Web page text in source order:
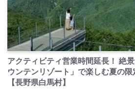
アクティビティ営業時間延長！ 絶
ウンテンリゾート」で楽しむ夏の
【長野県白馬村】